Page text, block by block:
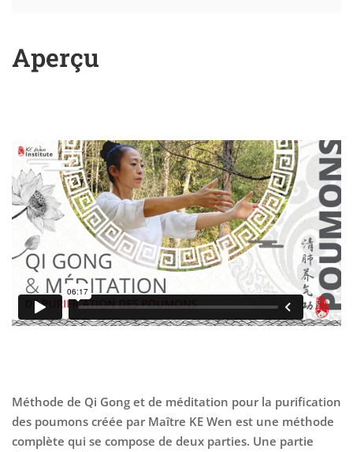
Aperçu
Méthode de Qi Gong et de méditation pour la purification
des poumons créée par Maître KE Wen est une méthode
complète qui se compose de deux parties. Une partie